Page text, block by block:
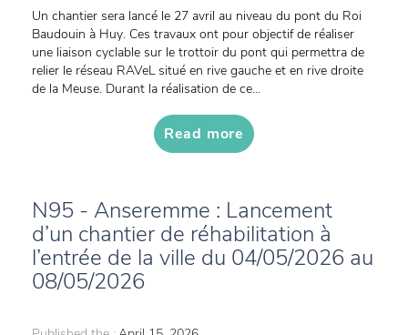
Un chantier sera lancé le 27 avril au niveau du pont du Roi
Baudouin à Huy. Ces travaux ont pour objectif de réaliser
une liaison cyclable sur le trottoir du pont qui permettra de
relier le réseau RAVeL situé en rive gauche et en rive droite
de la Meuse. Durant la réalisation de ce...
Read more
N95 - Anseremme : Lancement
d’un chantier de réhabilitation à
l’entrée de la ville du 04/05/2026 au
08/05/2026